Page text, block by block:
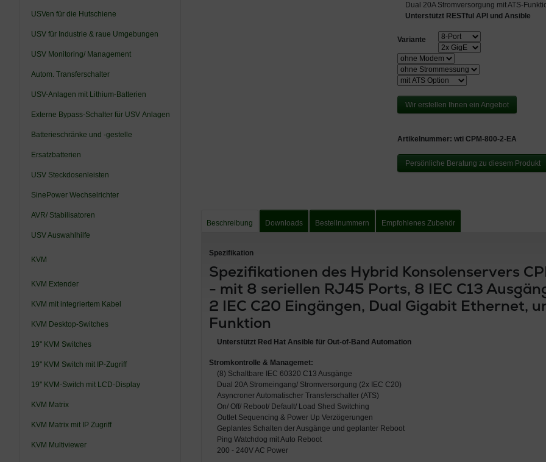
USVen für die Hutschiene
USV für Industrie & raue Umgebungen
USV Monitoring/ Management
Autom. Transferschalter
USV-Anlagen mit Lithium-Batterien
Externe Bypass-Schalter für USV Anlagen
Batterieschränke und -gestelle
Ersatzbatterien
USV Steckdosenleisten
SinePower Wechselrichter
AVR/ Stabilisatoren
USV Auswahlhilfe
KVM
KVM Extender
KVM mit integriertem Kabel
KVM Desktop-Switches
19'' KVM Switches
19'' KVM Switch mit IP-Zugriff
19'' KVM-Switch mit LCD-Display
KVM Matrix
KVM Matrix mit IP Zugriff
KVM Multiviewer
Dual 20A Stromversorgung mit ATS-
Unterstützt RESTful API und Ansible
Variante
Wir erstellen Ihnen ein Angebot
Artikelnummer: wti CPM-800-2-EA
Persönliche Beratung zu diesem Produkt
Beschreibung Downloads Bestellnummern Empfohlenes Zubehör
Spezifikation
Spezifikationen des Hybrid Konsolenservers
- mit 8 seriellen RJ45 Ports, 8 IEC C13
2 IEC C20 Eingängen, Dual Gigabit Ethernet,
Funktion
Unterstützt Red Hat Ansible für Out-of-Band Automation
Stromkontrolle & Managemet:
(8) Schaltbare IEC 60320 C13 Ausgänge
Dual 20A Stromeingang/ Stromversorgung (2x IEC C20)
Asyncroner Automatischer Transferschalter (ATS)
On/ Off/ Reboot/ Default/ Load Shed Switching
Outlet Sequencing & Power Up Verzögerungen
Geplantes Schalten der Ausgänge und geplanter Reboot
Ping Watchdog mit Auto Reboot
200 - 240V AC Power